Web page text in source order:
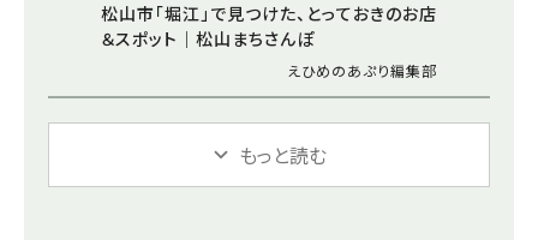
松山市「堀江」で見つけた、とっておきのお店
＆スポット｜松山まちさんぽ
えひめのあぷり編集部
もっと読む